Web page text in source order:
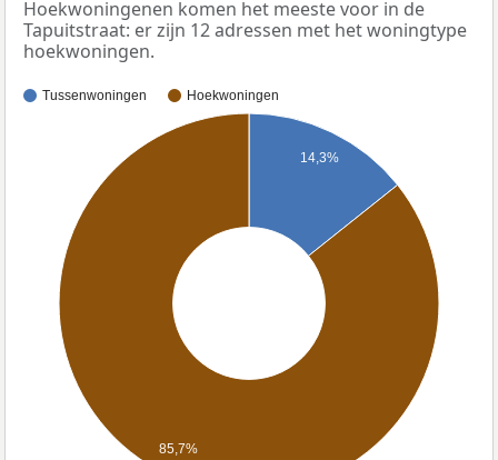
Hoekwoningenen komen het meeste voor in de
Tapuitstraat: er zijn 12 adressen met het woningtype
hoekwoningen.
Tussenwoningen Hoekwoningen
14,3%
85,7%